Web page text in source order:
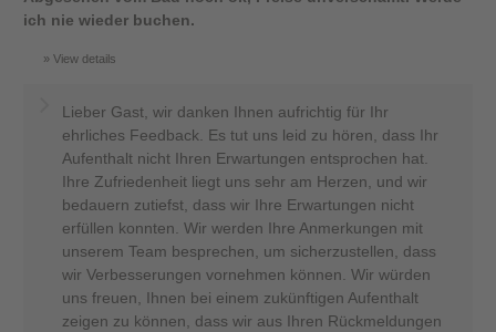
ich nie wieder buchen.
View details
Lieber Gast, wir danken Ihnen aufrichtig für Ihr
ehrliches Feedback. Es tut uns leid zu hören, dass Ihr
Aufenthalt nicht Ihren Erwartungen entsprochen hat.
Ihre Zufriedenheit liegt uns sehr am Herzen, und wir
bedauern zutiefst, dass wir Ihre Erwartungen nicht
erfüllen konnten. Wir werden Ihre Anmerkungen mit
unserem Team besprechen, um sicherzustellen, dass
wir Verbesserungen vornehmen können. Wir würden
uns freuen, Ihnen bei einem zukünftigen Aufenthalt
zeigen zu können, dass wir aus Ihren Rückmeldungen